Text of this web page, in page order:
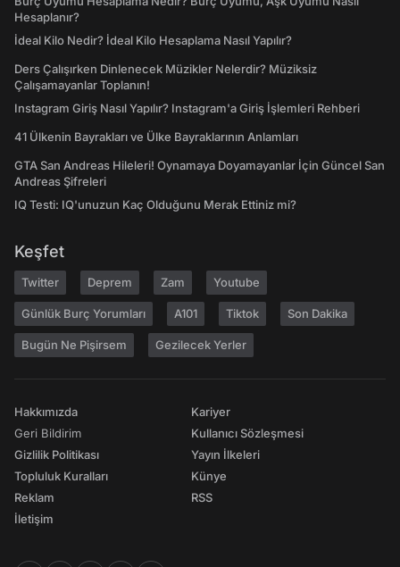
Hesaplanır?
İdeal Kilo Nedir? İdeal Kilo Hesaplama Nasıl Yapılır?
Ders Çalışırken Dinlenecek Müzikler Nelerdir? Müziksiz
Çalışamayanlar Toplanın!
Instagram Giriş Nasıl Yapılır? Instagram'a Giriş İşlemleri Rehberi
41 Ülkenin Bayrakları ve Ülke Bayraklarının Anlamları
GTA San Andreas Hileleri! Oynamaya Doyamayanlar İçin Güncel San
Andreas Şifreleri
IQ Testi: IQ'unuzun Kaç Olduğunu Merak Ettiniz mi?
Keşfet
Twitter Deprem Zam Youtube
Günlük Burç Yorumları A101 Tiktok Son Dakika
Bugün Ne Pişirsem Gezilecek Yerler
Hakkımızda
Geri Bildirim
Gizlilik Politikası
Topluluk Kuralları
Reklam
İletişim
Kariyer
Kullanıcı Sözleşmesi
Yayın İlkeleri
Künye
RSS